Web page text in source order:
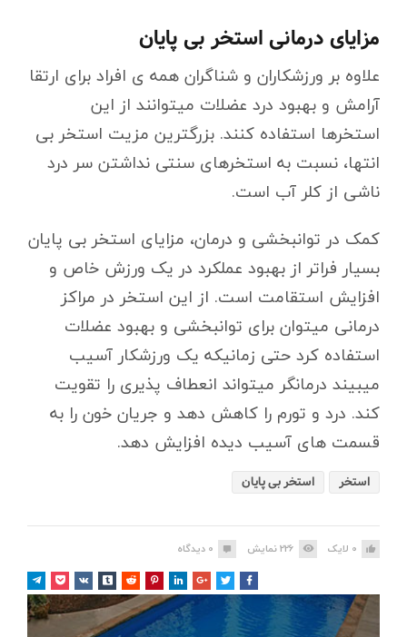
مزایای درمانی استخر بی پایان
علاوه بر ورزشکاران و شناگران همه ی افراد برای ارتقا
آرامش و بهبود درد عضلات میتوانند از این
استخرها استفاده کنند. بزرگترین مزیت استخر بی
انتها، نسبت به استخرهای سنتی نداشتن سر درد
ناشی از کلر آب است.
کمک در توانبخشی و درمان، مزایای استخر بی پایان
بسیار فراتر از بهبود عملکرد در یک ورزش خاص و
افزایش استقامت است. از این استخر در مراکز
درمانی میتوان برای توانبخشی و بهبود عضلات
استفاده کرد حتی زمانیکه یک ورزشکار آسیب
میبیند درمانگر میتواند انعطاف پذیری را تقویت
کند. درد و تورم را کاهش دهد و جریان خون را به
قسمت های آسیب دیده افزایش دهد.
استخر استخر بی پایان
0 لایک 226نمایش 0 دیدگاه